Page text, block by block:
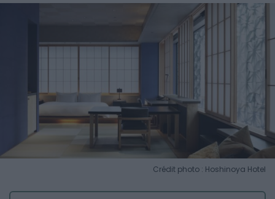
Crédit photo : Hoshinoya Hotel